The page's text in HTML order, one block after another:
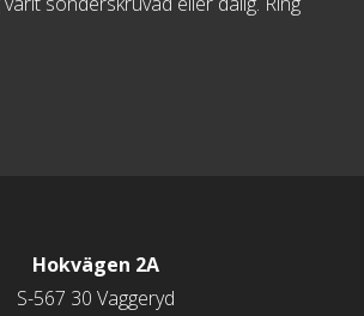
Hokvägen 2A
S-567 30 Vaggeryd